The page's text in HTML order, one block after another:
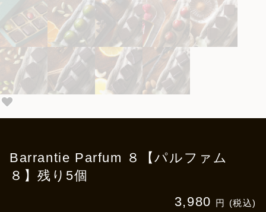
Barrantie Parfum ８【パルファム
８】残り5個
3,980 円 (税込)